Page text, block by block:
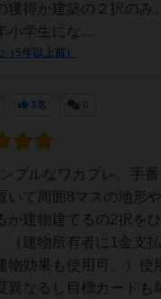
獲得か建築の２択のみ
小学生にな...
5年以上前）
1名
プルなワカプレ。手
いて周囲8マスの地形
か建物建てるの2択を
（建物所有者に1金支
物効果も使用可。）使
異なるし目標カードも